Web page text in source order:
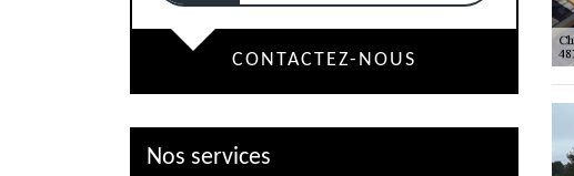
CONTACTEZ-NOUS
Nos services